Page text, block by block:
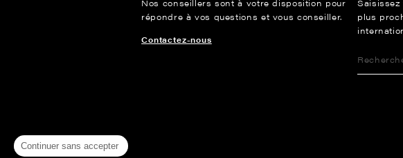
Nos conseillers sont à votre disposition pour
répondre à vos questions et vous conseiller.
Contactez-nous
plus
Continuer sans accepter